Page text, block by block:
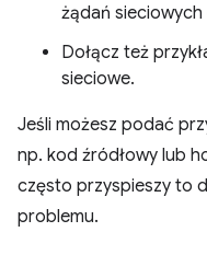
żądań sieciowych
Dołącz też
sieciowe.
Jeśli możesz podać
np. kod źródłowy lub
często przyspieszy to
problemu.